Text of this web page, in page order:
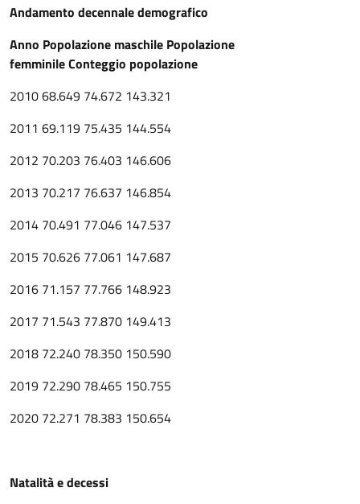
Andamento decennale demografico
Anno Popolazione maschile Popolazione
femminileConteggio popolazione
201068.649 74.672 143.321
2011 69.119 75.435 144.554
2012 70.203 76.403 146.606
2013 70.217 76.637 146.854
2014 70.491 77.046 147.537
2015 70.626 77.061 147.687
2016 71.157 77.766 148.923
2017 71.543 77.870 149.413
2018 72.240 78.350 150.590
2019 72.290 78.465 150.755
2020 72.271 78.383 150.654
Natalità e decessi